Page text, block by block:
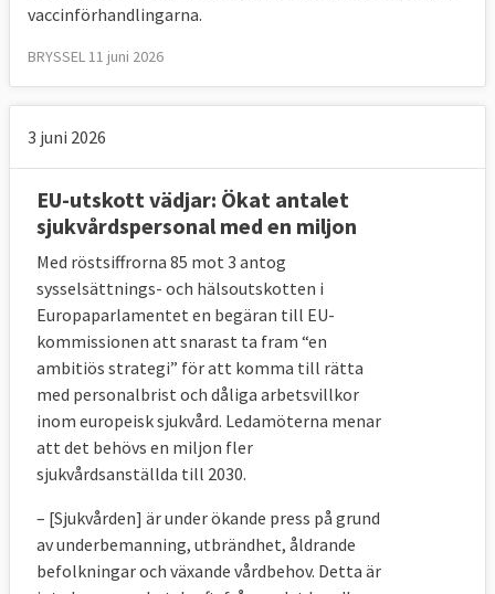
vaccinförhandlingarna.
BRYSSEL 11 juni 2026
3 juni 2026
EU-utskott vädjar: Ökat antalet
sjukvårdspersonal med en miljon
Med röstsiffrorna 85 mot 3 antog
sysselsättnings- och hälsoutskotten i
Europaparlamentet en begäran till EU-
kommissionen att snarast ta fram “en
ambitiös strategi” för att komma till rätta
med personalbrist och dåliga arbetsvillkor
inom europeisk sjukvård. Ledamöterna menar
att det behövs en miljon fler
sjukvårdsanställda till 2030.
– [Sjukvården] är under ökande press på grund
av underbemanning, utbrändhet, åldrande
befolkningar och växande vårdbehov. Detta är